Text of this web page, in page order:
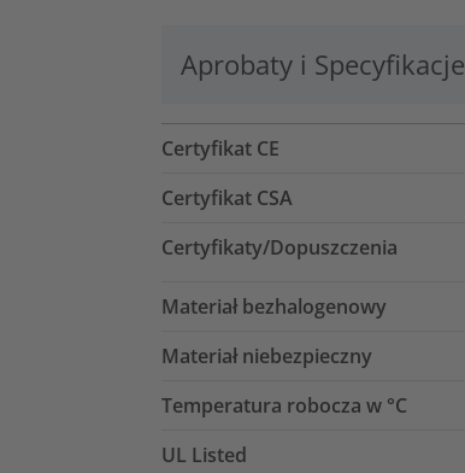
Aprobaty i Specyfikacje
Certyfikat CE
Certyfikat CSA
Certyfikaty/Dopuszczenia
Materiał bezhalogenowy
Materiał niebezpieczny
Temperatura robocza w °C
UL Listed